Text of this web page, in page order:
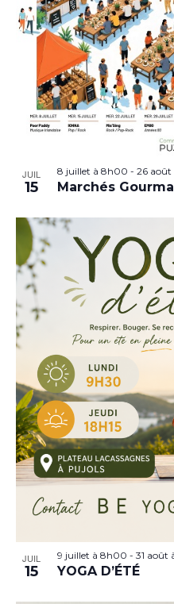
JUIL
15
8 juillet à 8h00 - 26 août
Marchés
JUIL
15
9 juillet à 8h00 - 31 août
YOGA D’ÉTÉ